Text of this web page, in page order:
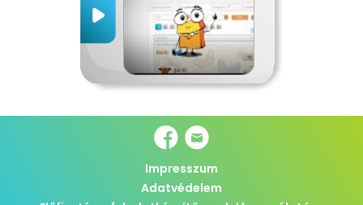
Impresszum
Adatvédelem